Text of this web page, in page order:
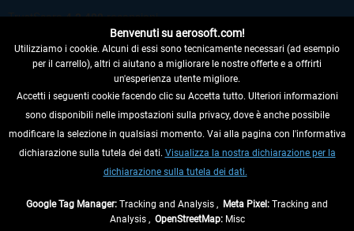
RECEDERE DAL CONTRATTO
INFORMAZIONI
Benvenuti su aerosoft.com!
Utilizziamo i cookie. Alcuni di essi sono tecnicamente necessari (ad esempio
per il carrello), altri ci aiutano a migliorare le nostre offerte e a offrirti
un'esperienza utente migliore.
Accetti i seguenti cookie facendo clic su Accetta tutto. Ulteriori informazioni
sono disponibili nelle impostazioni sulla privacy, dove è anche possibile
modificare la selezione in qualsiasi momento. Vai alla pagina con l'informativa
dichiarazione sulla tutela dei dati. Visualizza la nostra dichiarazione per la
dichiarazione sulla tutela dei dati.
Google Tag Manager: Tracking and Analysis , Meta Pixel: Tracking and
Analysis , OpenStreetMap:Misc